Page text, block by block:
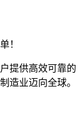
！
提供高效可靠的
造业迈向全球。